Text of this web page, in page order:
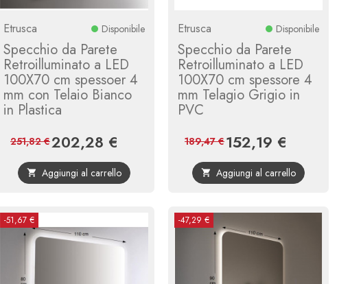
Etrusca Disponibile
Specchio da Parete
Retroilluminato a LED
100X70 cm spessoer 4
mm con Telaio Bianco
in Plastica
Prezzo
202,28 €
base
251,82 €
 Aggiungi al carrello
Etrusca Disponibile
Specchio da Parete
Retroilluminato a LED
100X70 cm spessore 4
mm Telagio Grigio in
PVC
Prezzo
152,19 €
base
189,47 €
 Aggiungi al carrello
-51,67 € -47,29 €